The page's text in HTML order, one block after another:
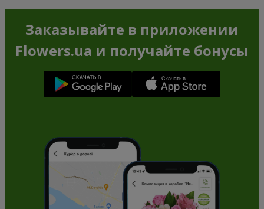
Заказывайте в приложении
Flowers.ua и получайте бонусы